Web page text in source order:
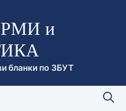
и
бланки по ЗБУТ